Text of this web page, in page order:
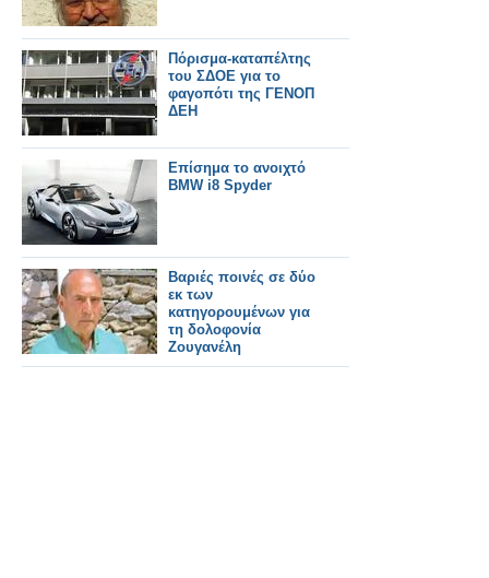
Πόρισμα-καταπέλτης
του ΣΔΟΕ για το
φαγοπότι της ΓΕΝΟΠ
ΔΕΗ
Επίσημα το ανοιχτό
BMW i8 Spyder
Βαριές ποινές σε δύο
εκ των
κατηγορουμένων για
τη δολοφονία
Ζουγανέλη